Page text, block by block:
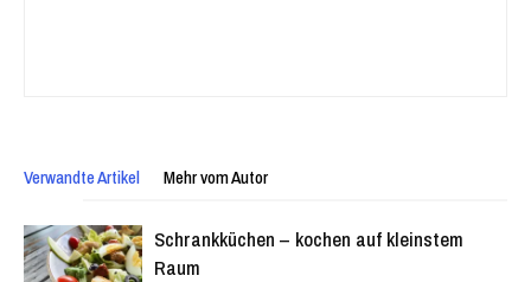
Verwandte Artikel Mehr vom Autor
Schrankküchen – kochen auf kleinstem
Raum